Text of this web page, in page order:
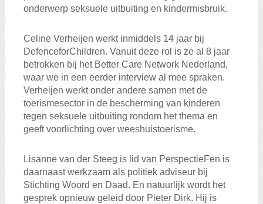
onderwerp seksuele uitbuiting en kindermisbruik.
Ce line Verheijen werkt inmiddels 14 jaar bij
DefenceforChildren. Vanuit deze rol is ze al 8 jaar
betrokken bij het Better Care Network Nederland,
waar we in een eerder interview al mee spraken.
Verheijen werktonder andere samen met de
toerismesector in de bescherming van kinderen
tegen seksuele uitbuiting rondom het thema en
geeft voorlichting over weeshuistoerisme.
Lisanne van der Steeg is lid van PerspectieFen is
daarnaastwerkzaam als politiek adviseur bij
Stichting Woord en Daad. En natuurlijk wordt het
gesprek opnieuw geleid door Pieter Dirk. Hij is